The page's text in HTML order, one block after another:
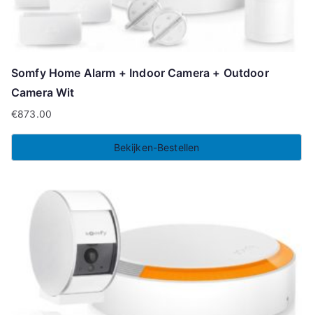
Somfy Home Alarm + Indoor Camera + Outdoor
Camera Wit
€873.00
Bekijken-Bestellen